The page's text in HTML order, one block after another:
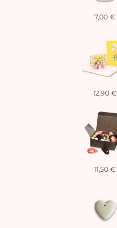
7,00 €
12,90 €
11,50 €